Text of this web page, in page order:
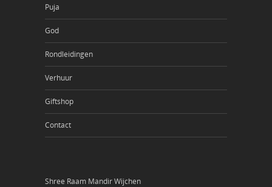
Puja
God
Rondleidingen
Verhuur
Giftshop
Contact
Shree Raam Mandir Wijchen